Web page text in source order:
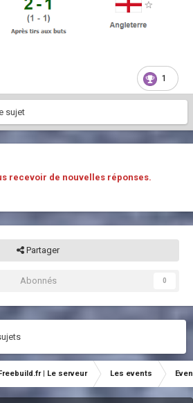
1
sujet
recevoir de nouvelles réponses.
Partager
Abonnés 0
Freebuild.fr | Le serveur Les events